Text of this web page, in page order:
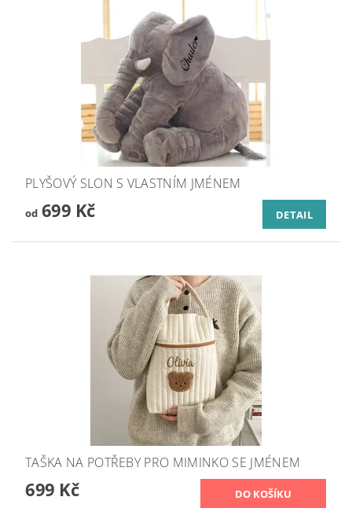
PLYŠOVÝ SLON S VLASTNÍM JMÉNEM
od699 Kč DETAIL
TAŠKA NA POTŘEBY PRO MIMINKO SE JMÉNEM
699 Kč